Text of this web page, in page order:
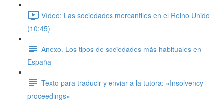
Vídeo: Las sociedades mercantiles en el Reino Unido
(10:45)
Anexo. Los tipos de sociedades más habituales en
España
Texto para traducir y enviar a la tutora: «Insolvency
proceedings»